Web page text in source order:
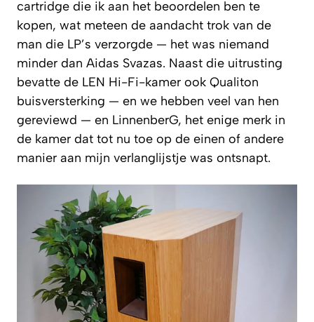
cartridge die ik aan het beoordelen ben te
kopen, wat meteen de aandacht trok van de
man die LP’s verzorgde — het was niemand
minder dan Aidas Svazas. Naast die uitrusting
bevatte de LEN Hi-Fi-kamer ook Qualiton
buisversterking — en we hebben veel van hen
gereviewd — en LinnenberG, het enige merk in
de kamer dat tot nu toe op de einen of andere
manier aan mijn verlanglijstje was ontsnapt.